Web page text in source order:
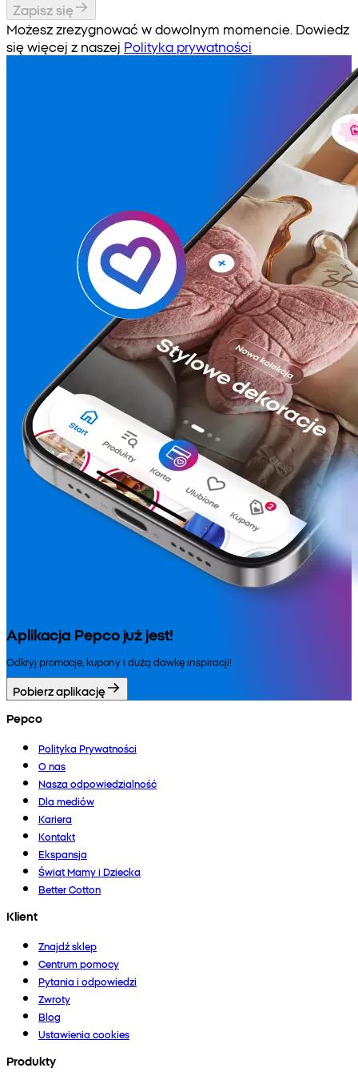
Zapisz się
Możesz zrezygnować w dowolnym momencie. Dowiedz
się więcej z naszej Polityka prywatności
Aplikacja Pepco już jest!
Odkryj promocje, kupony i dużą dawkę inspiracji!
Pobierz aplikację
Pepco
Polityka Prywatności
O nas
Nasza odpowiedzialność
Dla mediów
Kariera
Kontakt
Ekspansja
Świat Mamy i Dziecka
Better Cotton
Klient
Znajdź sklep
Centrum pomocy
Pytania i odpowiedzi
Zwroty
Blog
Ustawienia cookies
Produkty